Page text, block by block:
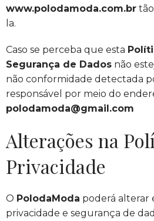
www.polodamoda.com.br
la.
Caso se perceba que esta
Segurança de Dados não
não conformidade detectada
responsável por meio do
polodamoda@gmail.com
Alterações na
Privacidade
O PolodaModa poderá alterar
privacidade e segurança de